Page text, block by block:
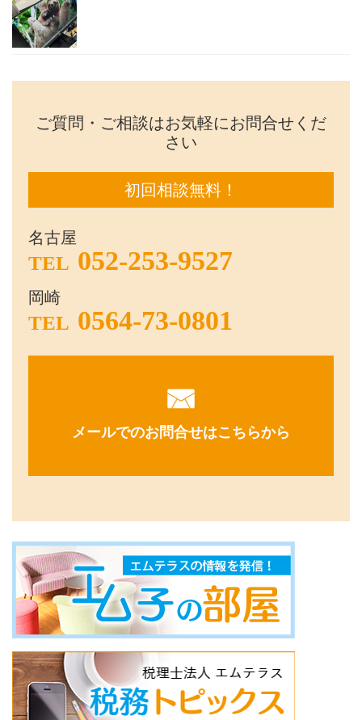
ご質問・ご相談はお気軽にお問合せくだ
さい
初回相談無料！
名古屋
TEL 052-253-9527
岡崎
TEL 0564-73-0801
メールでのお問合せはこちらから